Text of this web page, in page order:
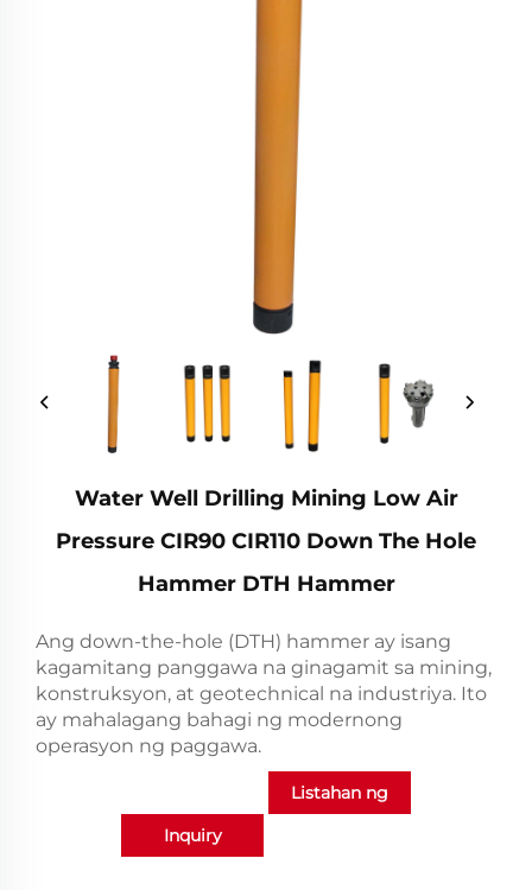
Water Well Drilling Mining Low Air
Pressure CIR90 CIR110 Down The Hole
Hammer DTH Hammer
Ang down-the-hole (DTH) hammer ay isang
kagamitang panggawa na ginagamit sa mining,
konstruksyon, at geotechnical na industriya. Ito
ay mahalagang bahagi ng modernong
operasyon ng paggawa.
Inquiry
Listahan ng